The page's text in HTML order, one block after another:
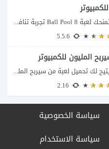
انضم الى التليجرام تمنحك لعبة 8 Ball Pool تجربة تنافسية ممتعة تجمع بين دقة...
المليون للكمبيوتر
انضم الى التليجرام يتيح لك تحميل لعبة من سيربح المليون للكمبيوتر خوض تجربة مسابقات...
سياسة الخصوصية
سياسة الاستخدام